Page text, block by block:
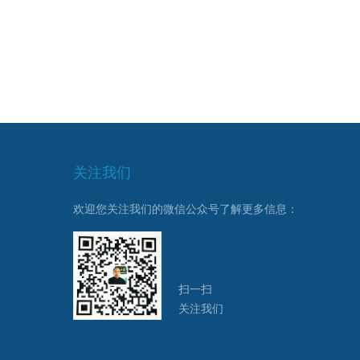
关注我们
欢迎您关注我们的微信公众号了解更多信息：
扫一扫
关注我们